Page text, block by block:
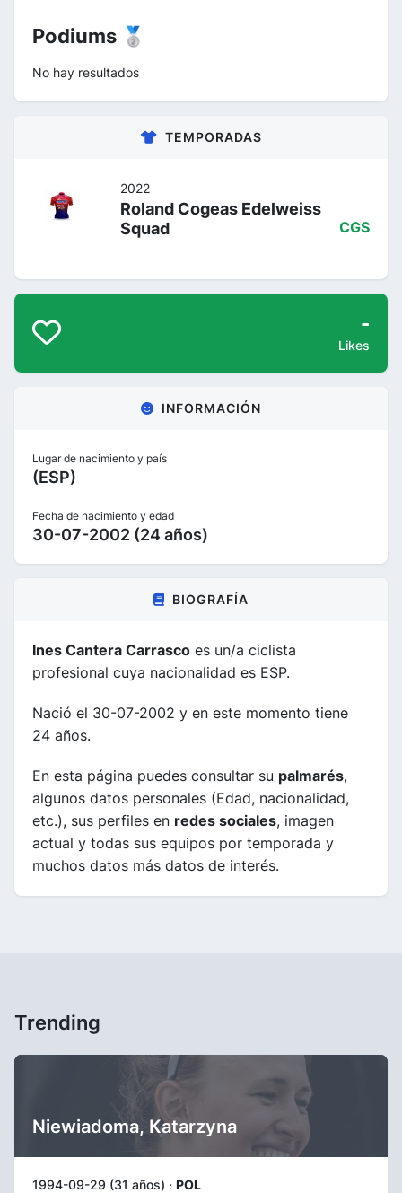
Podiums 🥈
No hay resultados
TEMPORADAS
2022
Roland Cogeas Edelweiss
Squad
CGS
-
Likes
INFORMACIÓN
Lugar de nacimiento y país
(ESP)
Fecha de nacimiento y edad
30-07-2002 (24 años)
BIOGRAFÍA
Ines Cantera Carrasco es un/a ciclista
profesional cuya nacionalidad es ESP.
Nació el 30-07-2002 y en este momento tiene
24 años.
En esta página puedes consultar su palmarés,
algunos datos personales (Edad, nacionalidad,
etc.), sus perfiles en redes sociales, imagen
actual y todas sus equipos por temporada y
muchos datos más datos de interés.
Trending
Niewiadoma, Katarzyna
1994-09-29 (31 años) · POL